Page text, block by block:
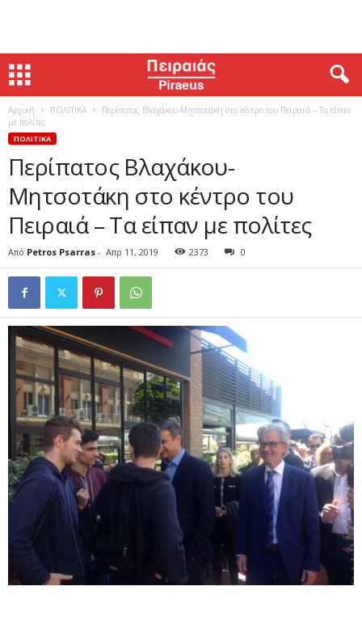
Αρχική ΠΟΛΙΤΙΚΑ
Περίπατος Βλαχάκου-Μητσοτάκη στο κέντρο του Πειραιά – Τα είπαν
με πολίτες
ΠΟΛΙΤΙΚΑ
Περίπατος Βλαχάκου-
Μητσοτάκη στο κέντρο του
Πειραιά – Τα είπαν με πολίτες
Από Petros Psarras - Απρ 11, 2019 2373 0